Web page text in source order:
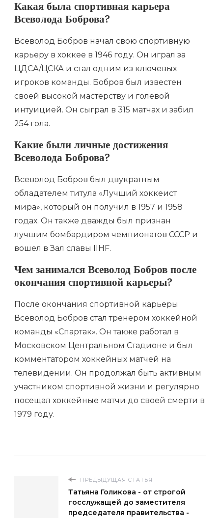
Какая была спортивная карьера
Всеволода Боброва?
Всеволод Бобров начал свою спортивную
карьеру в хоккее в 1946 году. Он играл за
ЦДСА/ЦСКА и стал одним из ключевых
игроков команды. Бобров был известен
своей высокой мастерству и голевой
интуицией. Он сыграл в 315 матчах и забил
254 гола.
Какие были личные достижения
Всеволода Боброва?
Всеволод Бобров был двукратным
обладателем титула «Лучший хоккеист
мира», который он получил в 1957 и 1958
годах. Он также дважды был признан
лучшим бомбардиром чемпионатов СССР и
вошел в Зал славы IIHF.
Чем занимался Всеволод Бобров после
окончания спортивной карьеры?
После окончания спортивной карьеры
Всеволод Бобров стал тренером хоккейной
команды «Спартак». Он также работал в
Московском Центральном Стадионе и был
комментатором хоккейных матчей на
телевидении. Он продолжал быть активным
участником спортивной жизни и регулярно
посещал хоккейные матчи до своей смерти в
1979 году.
ПРЕДЫДУЩАЯ СТАТЬЯ
Татьяна Голикова - от строгой
госслужащей до заместителя
председателя правительства -